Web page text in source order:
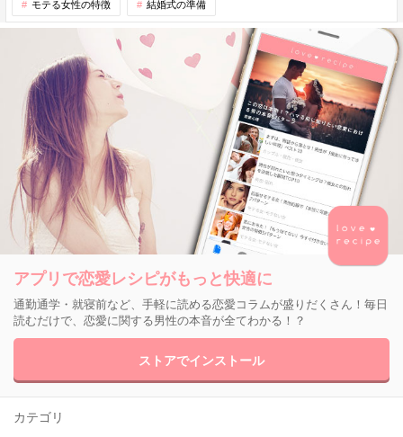
モテる女性の特徴 結婚式の準備
アプリで恋愛レシピがもっと快適に
通勤通学・就寝前など、手軽に読める恋愛コラムが盛りだくさん！毎日
読むだけで、恋愛に関する男性の本音が全てわかる！？
ストアでインストール
カテゴリ